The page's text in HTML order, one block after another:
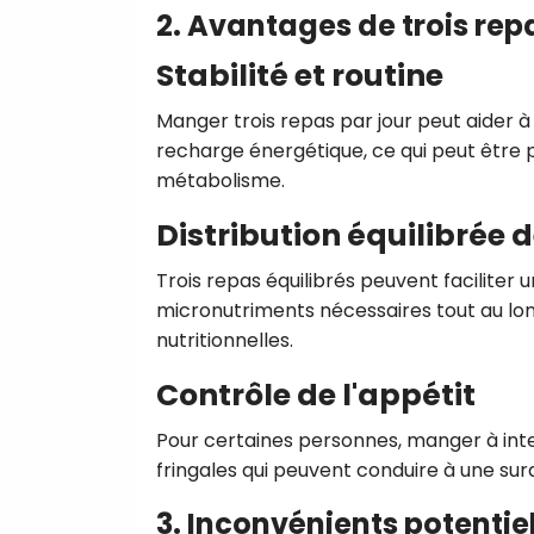
2. Avantages de trois
Stabilité et routine
Manger trois repas par jour peut aider
recharge énergétique, ce qui peut être
métabolisme.
Distribution équilibrée
Trois repas équilibrés peuvent
micronutriments nécessaires tout au
nutritionnelles.
Contrôle de l'appétit
Pour certaines personnes, manger à
fringales qui peuvent conduire à une
3. Inconvénients